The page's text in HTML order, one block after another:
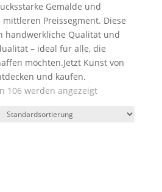
Gemälde und
Preissegment. Diese
handwerkliche Qualität und
– ideal für alle, die
möchten.Jetzt Kunst von
und kaufen.
106 werden angezeigt